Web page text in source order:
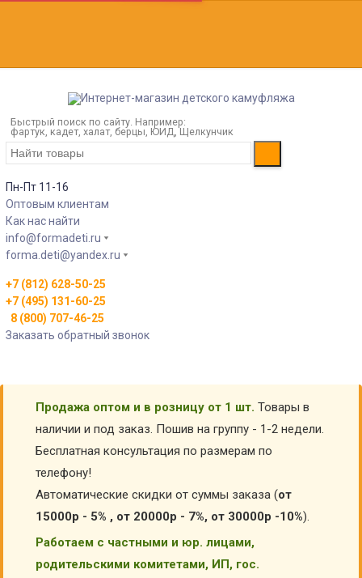
Быстрый поиск по сайту. Например:
фартук, кадет, халат, берцы, ЮИД, Щелкунчик
Пн-Пт 11-16
Оптовым клиентам
Как нас найти
info@formadeti.ru
forma.deti@yandex.ru
+7 (812) 628-50-25
+7 (495) 131-60-25
8 (800) 707-46-25
Заказать обратный звонок
Продажа оптом и в розницу от 1 шт. Товары в
наличии и под заказ. Пошив на группу - 1-2 недели.
Бесплатная консультация по размерам по
телефону!
Автоматические скидки от суммы заказа (от
15000р - 5% , от 20000р - 7%, от 30000р -10%).
Работаем с частными и юр. лицами,
родительскими комитетами, ИП, гос.